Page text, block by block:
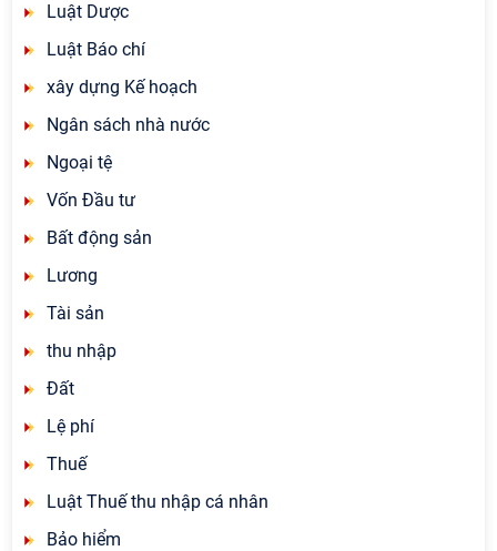
Luật Dược
Luật Báo chí
xây dựng Kế hoạch
Ngân sách nhà nước
Ngoại tệ
Vốn Đầu tư
Bất động sản
Lương
Tài sản
thu nhập
Đất
Lệ phí
Thuế
Luật Thuế thu nhập cá nhân
Bảo hiểm